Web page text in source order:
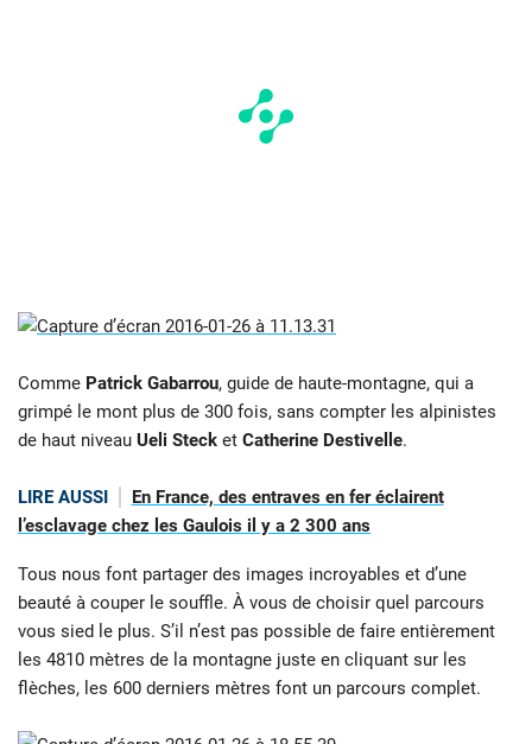
Comme Patrick Gabarrou, guide de haute-montagne, qui a
grimpé le mont plus de 300 fois, sans compter les alpinistes
de haut niveau Ueli Steck et Catherine Destivelle.
LIRE AUSSI
En France, des entraves en fer éclairent
l’esclavage chez les Gaulois il y a 2 300 ans
Tous nous font partager des images incroyables et d’une
beauté à couper le souffle. À vous de choisir quel parcours
vous sied le plus. S’il n’est pas possible de faire entièrement
les 4810 mètres de la montagne juste en cliquant sur les
flèches, les 600 derniers mètres font un parcours complet.